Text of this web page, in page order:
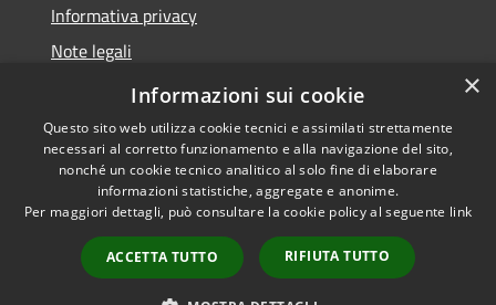
Informativa privacy
Note legali
Dichiarazione di accessibilità
Accessibilità
Copyright © 2026 • Comune di
Amelia • Powered by
Municipium•
Accesso
redazione
×
Informazioni sui cookie
Questo sito web utilizza cookie tecnici e assimilati strettamente
necessari al corretto funzionamento e alla navigazione del sito,
nonché un cookie tecnico analitico al solo fine di elaborare
informazioni statistiche, aggregate e anonime.
Per maggiori dettagli, può consultare la cookie policy al seguente link
ACCETTA TUTTO RIFIUTA TUTTO